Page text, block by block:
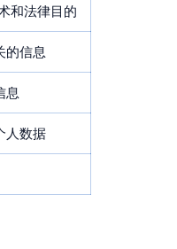
和法律目的
的信息
息
人数据